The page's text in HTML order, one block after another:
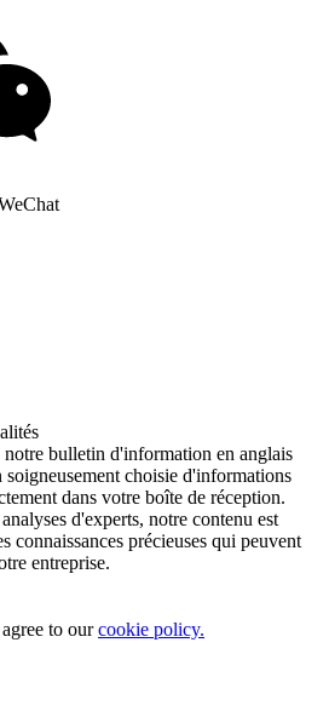
notre bulletin d'information en anglais
soigneusement choisie d'informations
dans votre boîte de réception.
d'experts, notre contenu est
connaissances précieuses qui peuvent
entreprise.
to ourcookie policy.